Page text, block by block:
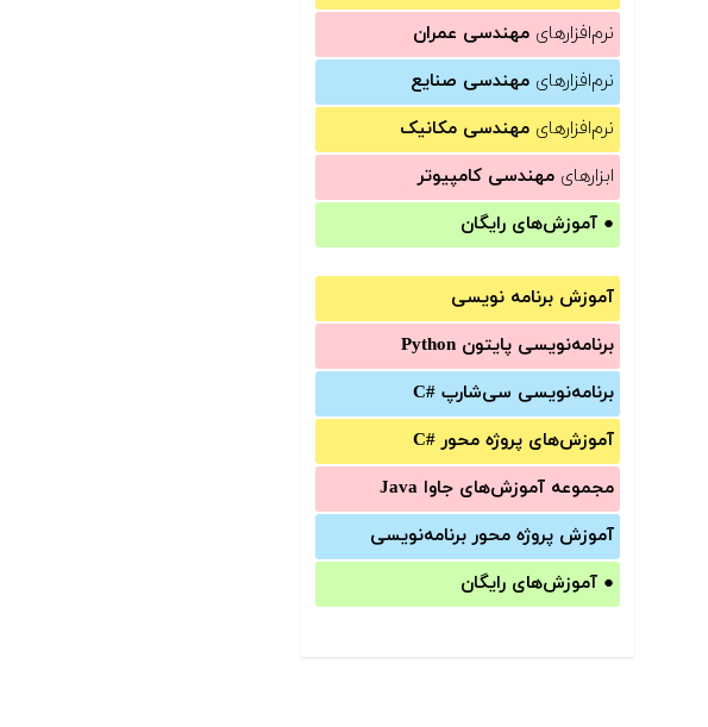
نرم‌افزارهای مهندسی عمران
نرم‌افزارهای مهندسی صنایع
نرم‌افزارهای مهندسی مکانیک
ابزارهای مهندسی کامپیوتر
● آموزش‌های رایگان
آموزش برنامه نویسی
برنامه‌نویسی پایتون Python
برنامه‌‌نویسی سی‌شارپ C#‎
آموزش‌های پروژه محور #C
مجموعه آموزش‌های جاوا Java
آموزش‌ پروژه محور برنامه‌نویسی
● آموزش‌های رایگان